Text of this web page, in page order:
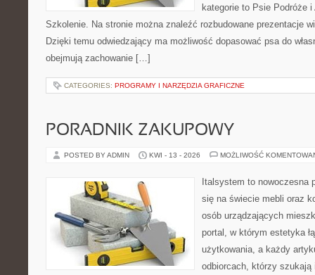
kategorie to Psie Podróże
Szkolenie. Na stronie można znaleźć rozbudowane prezentacje
Dzięki temu odwiedzający ma możliwość dopasować psa do
obejmują zachowanie […]
CATEGORIES: PROGRAMY I NARZĘDZIA GRAFICZNE
PORADNIK ZAKUPOWY
POSTED BY ADMIN KWI - 13 - 2026 MOŻLIWOŚĆ
Italsystem to nowoczesna
się na świecie mebli oraz
osób urządzających
portal, w którym estetyka
użytkowania, a każdy
odbiorcach, którzy